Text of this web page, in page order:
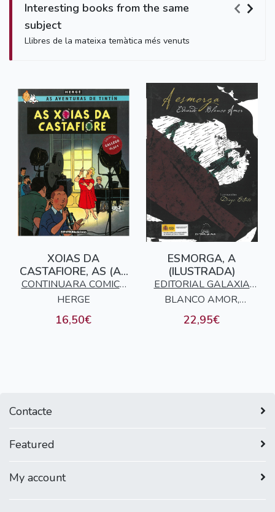
Interesting books from the same
subject
Llibres de la mateixa temàtica més venuts
XOIAS DA
CASTAFIORE, AS (AS
AVENTURAS DE
TINTIN)
CONTINUARA COMICS
S.L.
HERGE
16,50€
ESMORGA, A
(ILUSTRADA)
EDITORIAL GALAXIA
S.A.
BLANCO AMOR,
EDUARDO
22,95€
Contacte
Featured
My account